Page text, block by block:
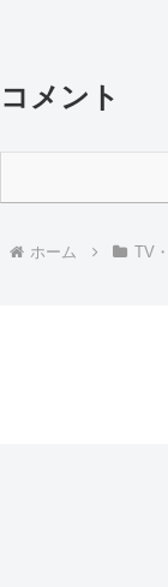
コメント
ホーム TV